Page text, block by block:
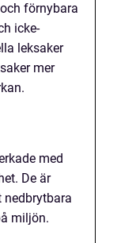
förnybara
icke-
leksaker
mer
med
De är
miljön.